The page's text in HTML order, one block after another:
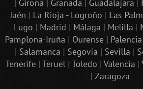
| Girona | Granada | Guadalajara |
Jaén | La Rioja - Logroño | Las
Lugo | Madrid | Málaga | Melilla |
Pamplona-Iruña | Ourense | Palencia
| Salamanca | Segovia | Sevilla |
Tenerife| Teruel| Toledo | Valencia |
| Zaragoza